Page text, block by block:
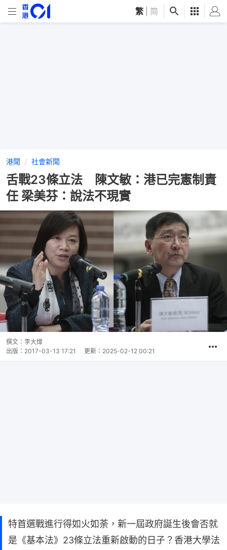
繁 简
港聞 社會新聞
舌戰23條立法 陳文敏：港已完憲制責
任 梁美芬：說法不現實
撰文： 李大煒
出版： 2017-03-13 17:21 更新： 2025-02-12 00:21
特首選戰進行得如火如荼，新一屆政府誕生後會否就
是《基本法》23條立法重新啟動的日子？香港大學法